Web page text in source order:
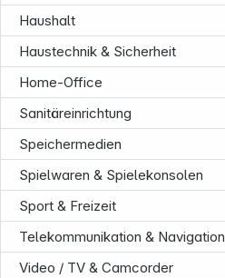
Haushalt
Haustechnik & Sicherheit
Home-Office
Sanitäreinrichtung
Speichermedien
Spielwaren & Spielekonsolen
Sport & Freizeit
Telekommunikation & Navigation
Video / TV & Camcorder